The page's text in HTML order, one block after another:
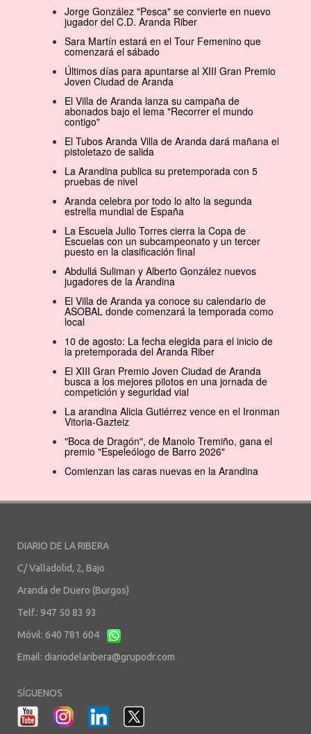
Jorge González "Pesca" se convierte en nuevo
jugador del C.D. Aranda Riber
Sara Martín estará en el Tour Femenino que
comenzará el sábado
Últimos días para apuntarse al XIII Gran Premio
Joven Ciudad de Aranda
El Villa de Aranda lanza su campaña de
abonados bajo el lema "Recorrer el mundo
contigo"
El Tubos Aranda Villa de Aranda dará mañana el
pistoletazo de salida
La Arandina publica su pretemporada con 5
pruebas de nivel
Aranda celebra por todo lo alto la segunda
estrella mundial de España
La Escuela Julio Torres cierra la Copa de
Escuelas con un subcampeonato y un tercer
puesto en la clasificación final
Abdullá Suliman y Alberto González nuevos
jugadores de la Arandina
El Villa de Aranda ya conoce su calendario de
ASOBAL donde comenzará la temporada como
local
10 de agosto: La fecha elegida para el inicio de
la pretemporada del Aranda Riber
El XIII Gran Premio Joven Ciudad de Aranda
busca a los mejores pilotos en una jornada de
competición y seguridad vial
La arandina Alicia Gutiérrez vence en el Ironman
Vitoria-Gazteiz
"Boca de Dragón", de Manolo Tremiño, gana el
premio "Espeleólogo de Barro 2026"
Comienzan las caras nuevas en la Arandina
DIARIO DE LA RIBERA
C/ Valladolid, 2, Bajo
Aranda de Duero (Burgos)
Telf.: 947 50 83 93
Móvil: 640 781 604
Email: diariodelaribera@grupodr.com
SÍGUENOS